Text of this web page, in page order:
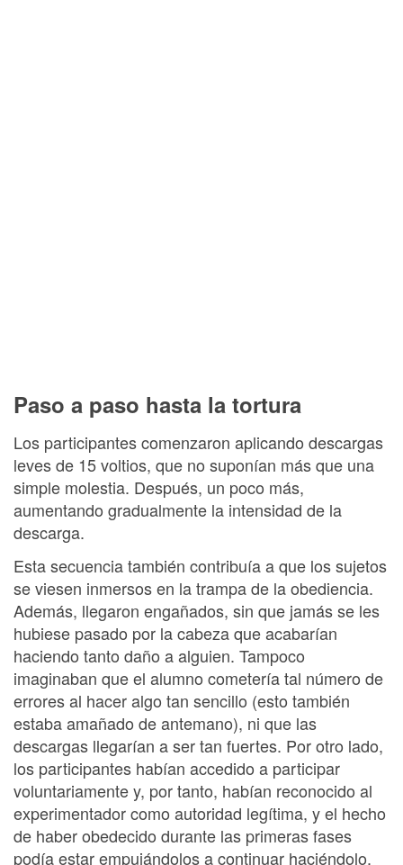
Paso a paso hasta la tortura
Los participantes comenzaron aplicando descargas
leves de 15 voltios, que no suponían más que una
simple molestia. Después, un poco más,
aumentando gradualmente la intensidad de la
descarga.
Esta secuencia también contribuía a que los sujetos
se viesen inmersos en la trampa de la obediencia.
Además, llegaron engañados, sin que jamás se les
hubiese pasado por la cabeza que acabarían
haciendo tanto daño a alguien. Tampoco
imaginaban que el alumno cometería tal número de
errores al hacer algo tan sencillo (esto también
estaba amañado de antemano), ni que las
descargas llegarían a ser tan fuertes. Por otro lado,
los participantes habían accedido a participar
voluntariamente y, por tanto, habían reconocido al
experimentador como autoridad legítima, y el hecho
de haber obedecido durante las primeras fases
podía estar empujándolos a continuar haciéndolo.